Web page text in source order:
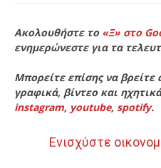
Ακολουθήστε το «Ξ» στο
ενημερώνεστε για τα
Μπορείτε επίσης να
γραφικά, βίντεο και
instagram, youtube, spotify.
Ενισχύστε